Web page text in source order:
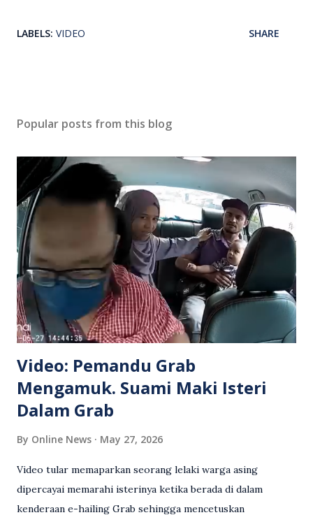
LABELS: VIDEO SHARE
Popular posts from this blog
Video: Pemandu Grab
Mengamuk. Suami Maki Isteri
Dalam Grab
By Online News May 27, 2026
Video tular memaparkan seorang lelaki warga asing
dipercayai memarahi isterinya ketika berada di dalam
kenderaan e-hailing Grab sehingga mencetuskan